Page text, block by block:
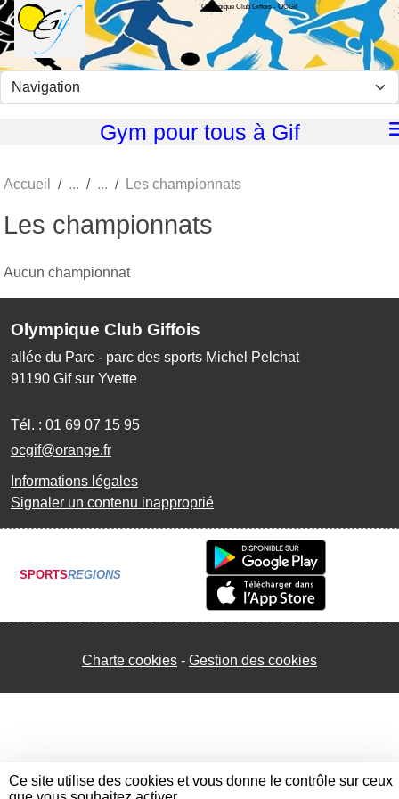
Olympique Club Giffois - OCGif
Gym pour tous à Gif
Accueil Les championnats
Les championnats
Aucun championnat
Olympique Club Giffois
allée du Parc - parc des sports Michel Pelchat
91190 Gif sur Yvette
Tél. : 01 69 07 15 95
ocgif@orange.fr
Informations légales
Signaler un contenu inapproprié
SPORTSREGIONS
Charte cookies Gestion des cookies
Panneau de gestion des cookies
Ce site utilise des cookies et vous donne le contrôle sur ceux